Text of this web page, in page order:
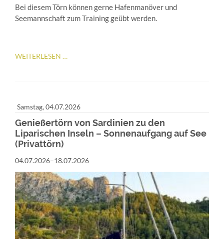
Bei diesem Törn können gerne Hafenmanöver und
Seemannschaft zum Training geübt werden.
WEITERLESEN …
Samstag,04.07.2026
Genießertörn von Sardinien zu den
Liparischen Inseln – Sonnenaufgang auf See
(Privattörn)
04.07.2026–18.07.2026